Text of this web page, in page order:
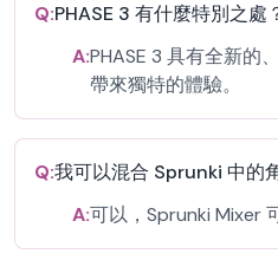
Q:PHASE 3 有什麼特別之處
A:PHASE 3 具有全新的
帶來獨特的體驗。
Q:我可以混合 Sprunki 中的
A:可以，Sprunki Mixer